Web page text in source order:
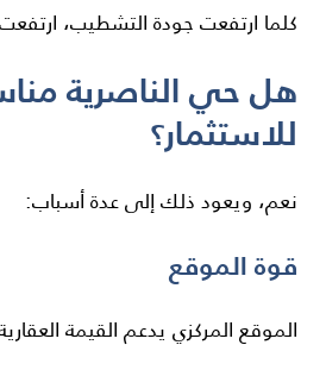
كلما ارتفعت جودة التشطيب،
هل حي الناصرية
للاستثمار؟
نعم، ويعود ذلك إلى عدة أسباب:
قوة الموقع
الموقع المركزي يدعم القيمة